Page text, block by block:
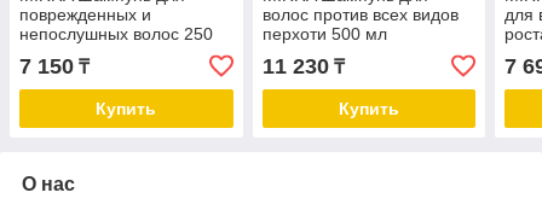
поврежденных и
непослушных волос 250
7 150 ₸
Купить
волос против всех видов
перхоти 500 мл
11 230₸
Купить
для
7
О нас